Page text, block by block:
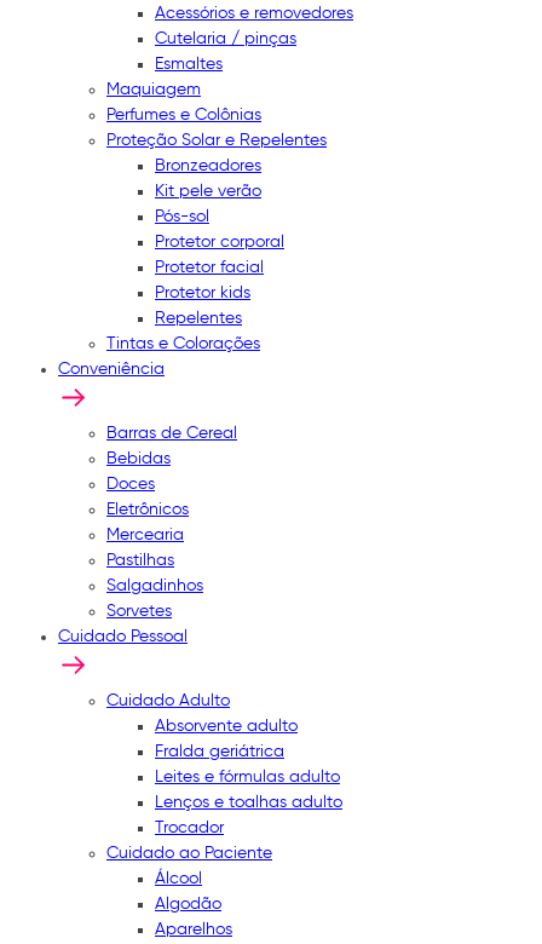
Acessórios e removedores
Cutelaria / pinças
Esmaltes
Maquiagem
Perfumes e Colônias
Proteção Solar e Repelentes
Bronzeadores
Kit pele verão
Pós-sol
Protetor corporal
Protetor facial
Protetor kids
Repelentes
Tintas e Colorações
Conveniência
Barras de Cereal
Bebidas
Doces
Eletrônicos
Mercearia
Pastilhas
Salgadinhos
Sorvetes
Cuidado Pessoal
Cuidado Adulto
Absorvente adulto
Fralda geriátrica
Leites e fórmulas adulto
Lenços e toalhas adulto
Trocador
Cuidado ao Paciente
Álcool
Algodão
Aparelhos